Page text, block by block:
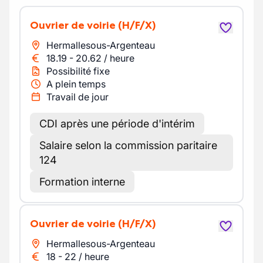
Ouvrier de voirie (H/F/X)
Hermallesous-Argenteau
18.19 - 20.62 / heure
Possibilité fixe
A plein temps
Travail de jour
CDI après une période d'intérim
Salaire selon la commission paritaire
124
Formation interne
Ouvrier de voirie (H/F/X)
Hermallesous-Argenteau
18 - 22 / heure